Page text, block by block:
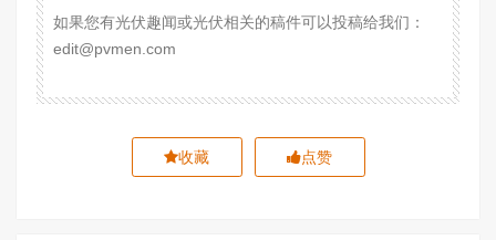
如果您有光伏趣闻或光伏相关的稿件可以投稿给我们：
edit@pvmen.com
收藏 点赞